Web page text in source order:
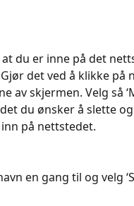
du er inne på det
det ved å klikke på
av skjermen. Velg så
du ønsker å slette
på nettstedet.
en gang til og velg